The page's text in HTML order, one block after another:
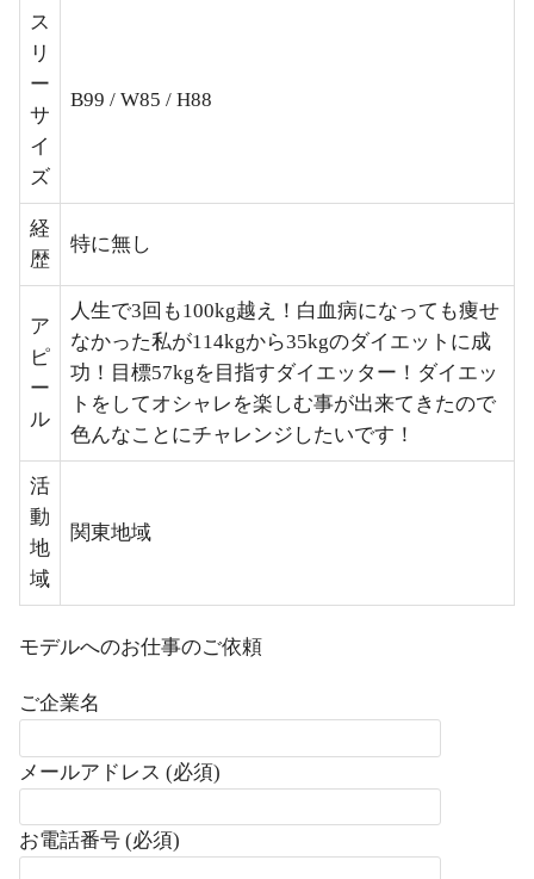
ス
リ
ー
サ
イ
ズ
B99 / W85 / H88
経
歴
特に無し
ア
ピ
ー
ル
人生で3回も100kg越え！白血病になっても痩せ
なかった私が114kgから35kgのダイエットに成
功！目標57kgを目指すダイエッター！ダイエッ
トをしてオシャレを楽しむ事が出来てきたので
色んなことにチャレンジしたいです！
活
動
地
域
関東地域
モデルへのお仕事のご依頼
ご企業名
メールアドレス (必須)
お電話番号 (必須)